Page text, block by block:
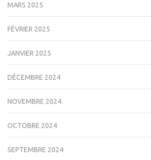
MARS 2025
FÉVRIER 2025
JANVIER 2025
DÉCEMBRE 2024
NOVEMBRE 2024
OCTOBRE 2024
SEPTEMBRE 2024